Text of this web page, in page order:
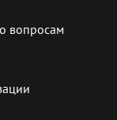
вопросам